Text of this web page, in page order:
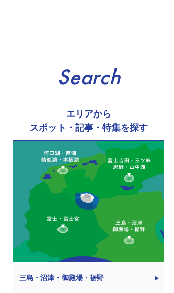
Search
エリアから
スポット・記事・特集を探す
三島・沼津・御殿場・裾野